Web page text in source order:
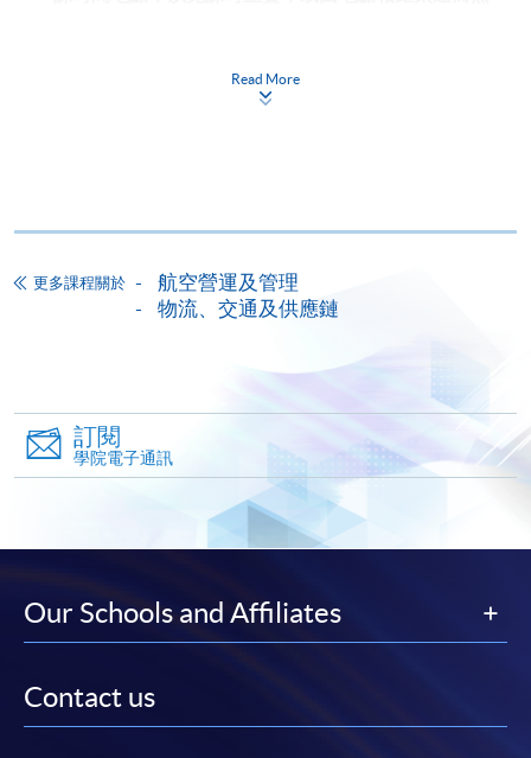
郵寄付款收據如若遺失，學院概不負責。
付款收據只發一次。申請額外付款證明的收費為每
港大學專業進修學院」，並連同貼上郵票的回郵信
封及申請表交回本學院。補發的學費收據通常於課
程完結後寄出。
有關香港大學專業進修學院Summer School 的取錄方
法、學生須知、報名中心及其他相關資訊，請登入
Read More
更多課程關於
航空營運及管理
物流、交通及供應鏈
訂閱
學院電子通訊
Our Schools and Affiliates
Contact us